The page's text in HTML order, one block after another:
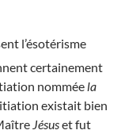
l’ésotérisme
certainement
nommée la
existait bien
Jésuset fut